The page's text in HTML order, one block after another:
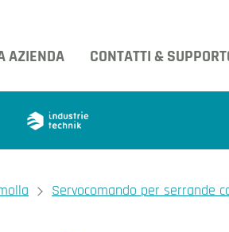
AZIENDA CONTATTI &
Servocomando per serrande